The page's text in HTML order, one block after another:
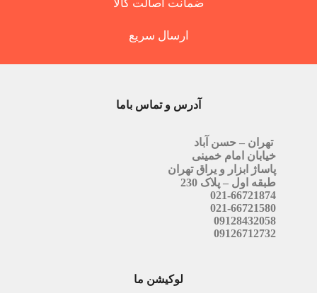
ضمانت اصالت کالا
ارسال سریع
آدرس و تماس باما
تهران – حسن آباد
خیابان امام خمینی
پاساژ ابزار و یراق تهران
طبقه اول – پلاک 230
021-66721874
021-66721580
09128432058
09126712732
لوکیشن ما